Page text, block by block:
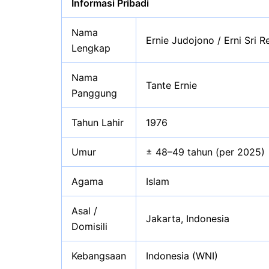
Informasi Pribadi
Nama
Lengkap
Ernie Judojono / Erni Sri
Nama
Panggung
Tante Ernie
Tahun Lahir 1976
Umur ± 48–49 tahun (per 2025)
Agama Islam
Asal /
Domisili
Jakarta, Indonesia
Kebangsaan Indonesia (WNI)